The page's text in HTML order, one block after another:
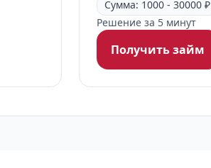
Сумма: 1000 - 30000 ₽
Решение за 5 минут
Получить займ